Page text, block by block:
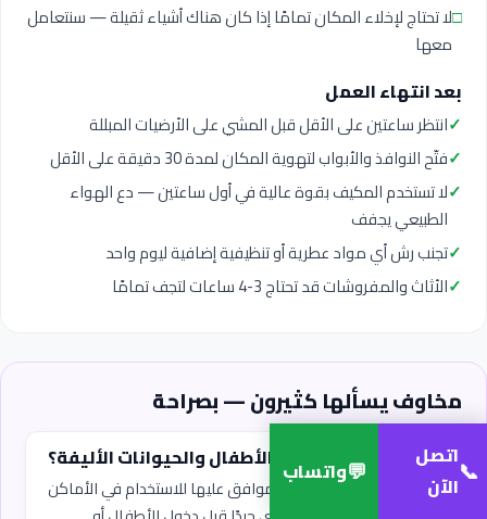
□لا تحتاج لإخلاء المكان تمامًا إذا كان هناك أشياء ثقيلة — سنتعامل
معها
بعد انتهاء العمل
✓انتظر ساعتين على الأقل قبل المشي على الأرضيات المبللة
✓فتّح النوافذ والأبواب لتهوية المكان لمدة 30 دقيقة على الأقل
✓لا تستخدم المكيف بقوة عالية في أول ساعتين — دع الهواء
الطبيعي يجفف
✓تجنب رش أي مواد عطرية أو تنظيفية إضافية ليوم واحد
✓الأثاث والمفروشات قد تحتاج 3-4 ساعات لتجف تمامًا
مخاوف يسألها كثيرون — بصراحة
هل التعقيم آمن على الأطفال والحيوانات الأليفة؟
نستخدم مواد معقمة آمنة موافق عليها للاستخدام في الأماكن 📞اتصل
الآن
💬واتساب